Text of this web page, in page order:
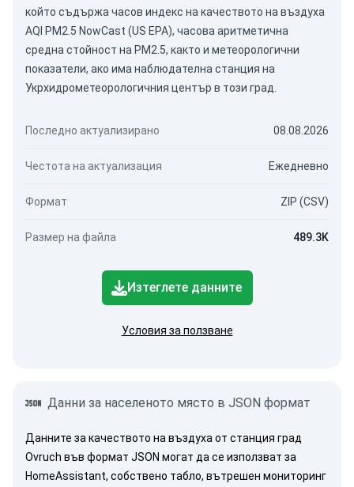
който съдържа часов индекс на качеството на въздуха
AQI PM2.5 NowCast (US EPA), часова аритметична
средна стойност на PM2.5, както и метеорологични
показатели, ако има наблюдателна станция на
Укрхидрометеорологичния център в този град.
Последно актуализирано 08.08.2026
Честота на актуализация Ежедневно
Формат ZIP (CSV)
Размер на файла 489.3K
Изтеглете данните
Условия за ползване
Данни за населеното място в JSON формат
Данните за качеството на въздуха от станция град
Ovruch във формат JSON могат да се използват за
HomeAssistant, собствено табло, вътрешен мониторинг